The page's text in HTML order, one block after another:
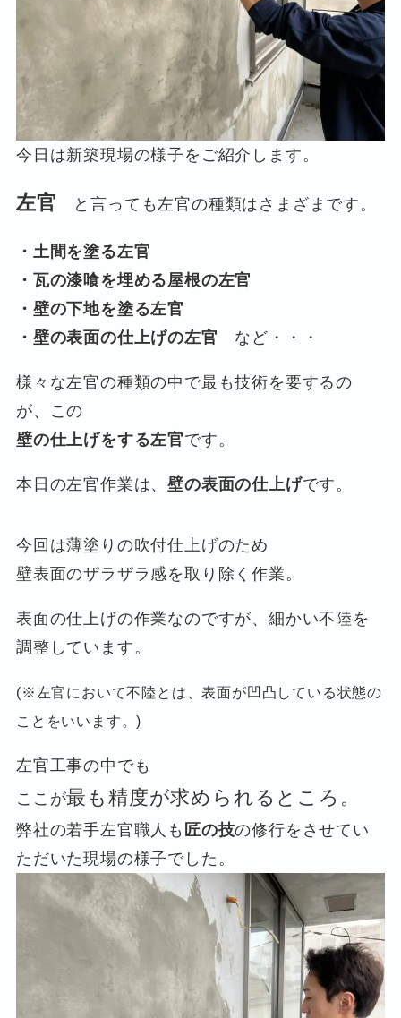
今日は新築現場の様子をご紹介します。
左官 と言っても左官の種類はさまざまです。
・土間を塗る左官
・瓦の漆喰を埋める屋根の左官
・壁の下地を塗る左官
・壁の表面の仕上げの左官 など・・・
様々な左官の種類の中で最も技術を要するの
が、この
壁の仕上げをする左官です。
本日の左官作業は、壁の表面の仕上げです。
今回は薄塗りの吹付仕上げのため
壁表面のザラザラ感を取り除く作業。
表面の仕上げの作業なのですが、細かい不陸を
調整しています。
(※左官において不陸とは、表面が凹凸している状態の
ことをいいます。)
左官工事の中でも
ここが最も精度が求められるところ。
弊社の若手左官職人も 匠の技の修行をさせてい
ただいた現場の様子でした。